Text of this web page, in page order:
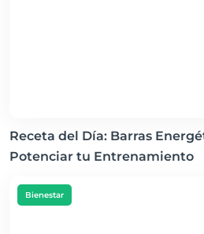
Receta del Día: Barras
Potenciar tu Entrenamiento
Bienestar